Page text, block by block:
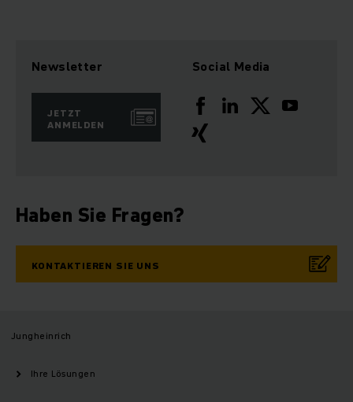
Newsletter
JETZT
ANMELDEN
Social Media
Haben Sie Fragen?
KONTAKTIEREN SIE UNS
Jungheinrich
Ihre Lösungen